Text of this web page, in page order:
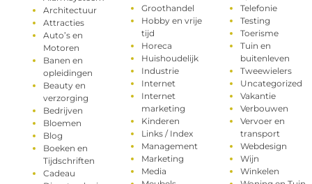
Architectuur
Attracties
Auto’s en
Motoren
Banen en
opleidingen
Beauty en
verzorging
Bedrijven
Bloemen
Blog
Boeken en
Tijdschriften
Cadeau
Groothandel
Hobby en vrije
tijd
Horeca
Huishoudelijk
Industrie
Internet
Internet
marketing
Kinderen
Links / Index
Management
Marketing
Media
Telefonie
Testing
Toerisme
Tuin en
buitenleven
Tweewielers
Uncategorized
Vakantie
Verbouwen
Vervoer en
transport
Webdesign
Wijn
Winkelen